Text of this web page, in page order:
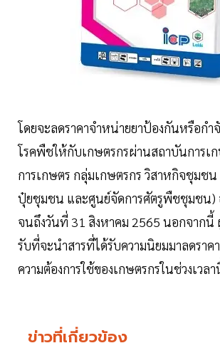
โดยจะลดราคาจำหน่ายยาป้องกันหรือก
โรคพืชให้กับเกษตรกรผ่านสถาบันการเ
การเกษตร กลุ่มเกษตรกร วิสาหกิจชุมช
ปุ๋ยชุมชน และศูนย์จัดการศัตรูพืชชุมชน)
จนถึงวันที่ 31 สิงหาคม 2565 นอกจากนี้
รับที่จะนำสารที่ได้รับความนิยมมาลดราค
ความต้องการใช้ของเกษตรกรในช่วงเวลา
ข่าวที่เกี่ยวข้อง